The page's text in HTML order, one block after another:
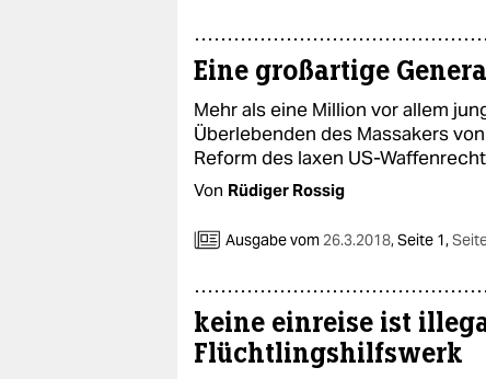
Eine großartige
Mehr als eine Million vor allem
Überlebenden des Massakers
Reform des laxen US-
Von Rüdiger Rossig
Ausgabe vom 26.3.2018,Seite 1,
keine einreise ist
Flüchtlingshilfswerk